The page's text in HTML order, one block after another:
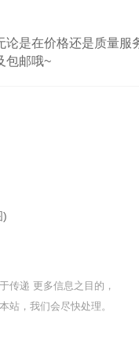
是在价格还是质量服
包邮哦~
)
传递 更多信息之目的，
站，我们会尽快处理。